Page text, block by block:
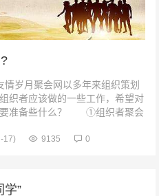
岁月聚会网以多年来组织策划
织者应该做的一些工作，希望对
准备些什么？ ①组织者聚会
17) 9135 0
”